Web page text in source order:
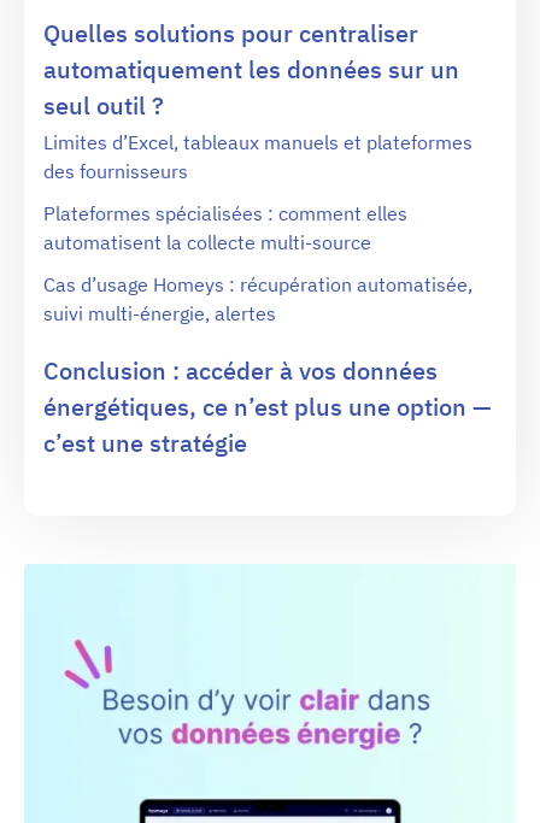
Quelles solutions pour centraliser
automatiquement les données sur un
seul outil ?
Limites d’Excel, tableaux manuels et plateformes
des fournisseurs
Plateformes spécialisées : comment elles
automatisent la collecte multi-source
Cas d’usage Homeys : récupération automatisée,
suivi multi-énergie, alertes
Conclusion : accéder à vos données
énergétiques, ce n’est plus une option —
c’est une stratégie